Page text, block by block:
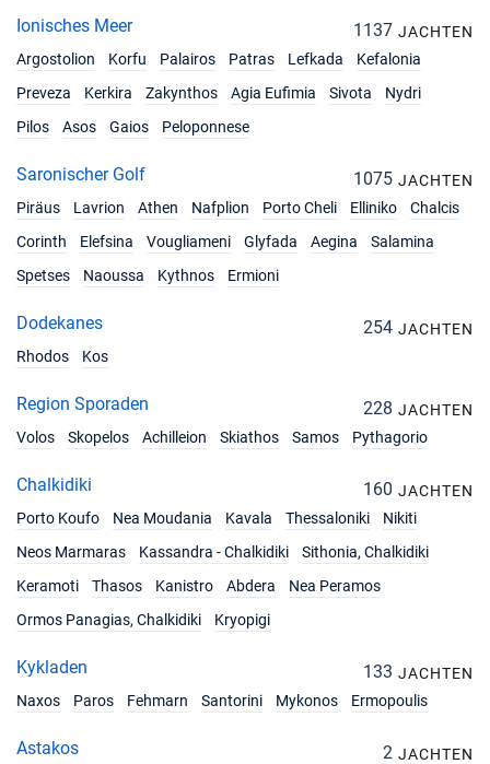
Ionisches Meer 1137 JACHTEN
Argostolion
Korfu Palairos Patras Lefkada
Kefalonia
Preveza
Kerkira Zakynthos Agia Eufimia Sivota
Nydri
Pilos
Asos Gaios Peloponnese
Saronischer Golf 1075 JACHTEN
Piräus
Lavrion Athen Nafplion Porto Cheli Elliniko
Chalcis
Corinth
Elefsina Vougliameni Glyfada Aegina
Salamina
Spetses
Naoussa Kythnos Ermioni
Dodekanes 254 JACHTEN
Rhodos
Kos
Region Sporaden 228 JACHTEN
Volos
Skopelos Achilleion Skiathos Samos Pythagorio
Chalkidiki 160 JACHTEN
Porto Koufo
Nea Moudania Kavala Thessaloniki
Nikiti
Neos Marmaras
Kassandra - Chalkidiki
Sithonia, Chalkidiki
Keramoti
Thasos Kanistro Abdera
Nea Peramos
Ormos Panagias, Chalkidiki
Kryopigi
Kykladen 133 JACHTEN
Naxos
Paros Fehmarn Santorini Mykonos Ermopoulis
Astakos 2 JACHTEN